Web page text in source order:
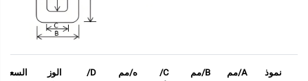
نموذ
A/مم B/مم
C/
ه/مم
D/
الوز
السعة